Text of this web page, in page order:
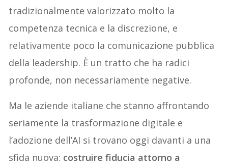
tradizionalmente valorizzato molto la
competenza tecnica e la discrezione, e
relativamente poco la comunicazione pubblica
della leadership. È un tratto che ha radici
profonde, non necessariamente negative.
Ma le aziende italiane che stanno affrontando
seriamente la trasformazione digitale e
l’adozione dell’AI si trovano oggi davanti a una
sfida nuova: costruire fiducia attorno a